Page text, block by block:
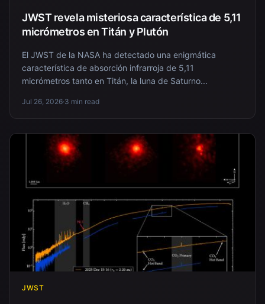
JWST revela misteriosa característica de 5,11
micrómetros en Titán y Plutón
El JWST de la NASA ha detectado una enigmática
característica de absorción infrarroja de 5,11
micrómetros tanto en Titán, la luna de Saturno...
Jul 26, 2026·3 min read
JWST